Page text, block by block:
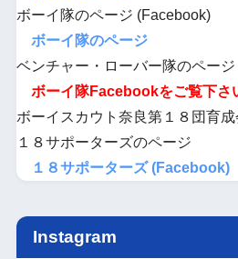
ボーイ隊のページ (Facebook)
ボーイ隊のページ
ベンチャー・ローバー隊のページ
ボーイ隊Facebookをご覧下さ
ボーイスカウト奈良第１８団育成
１８サポーターズのページ
１８サポーターズ (Facebook)
Instagram